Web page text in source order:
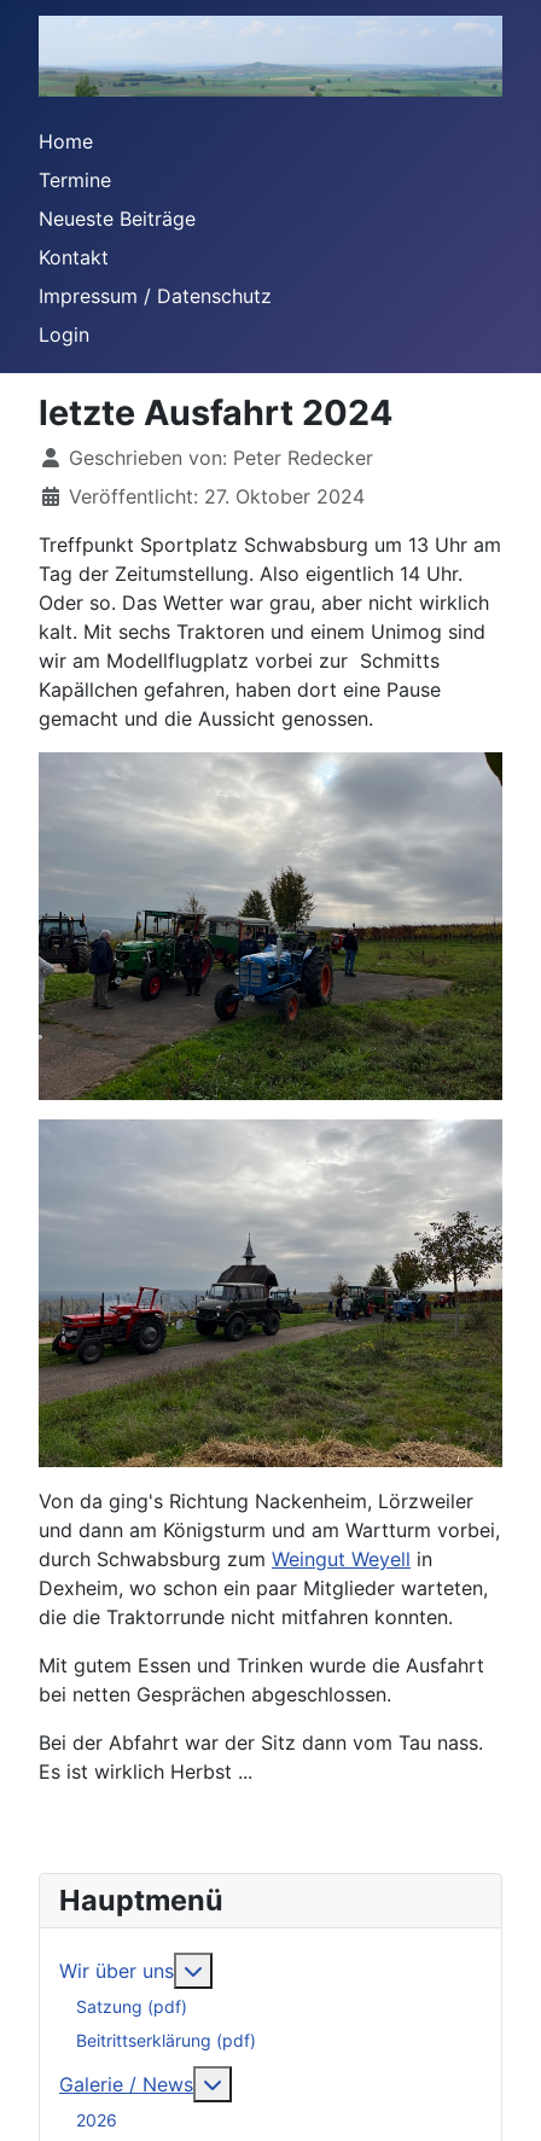
Home
Termine
Neueste Beiträge
Kontakt
Impressum / Datenschutz
Login
letzte Ausfahrt 2024
DetailsGeschrieben von: Peter Redecker
Veröffentlicht: 27. Oktober 2024
Treffpunkt Sportplatz Schwabsburg um 13 Uhr am
Tag der Zeitumstellung. Also eigentlich 14 Uhr.
Oder so. Das Wetter war grau, aber nicht wirklich
kalt. Mit sechs Traktoren und einem Unimog sind
wir am Modellflugplatz vorbei zur Schmitts
Kapällchen gefahren, haben dort eine Pause
gemacht und die Aussicht genossen.
Von da ging's Richtung Nackenheim, Lörzweiler
und dann am Königsturm und am Wartturm vorbei,
durch Schwabsburg zum Weingut Weyell in
Dexheim, wo schon ein paar Mitglieder warteten,
die die Traktorrunde nicht mitfahren konnten.
Mit gutem Essen und Trinken wurde die Ausfahrt
bei netten Gesprächen abgeschlossen.
Bei der Abfahrt war der Sitz dann vom Tau nass.
Es ist wirklich Herbst ...
Hauptmenü
Wir über uns
Satzung (pdf)
Beitrittserklärung (pdf)
Galerie / News
2026